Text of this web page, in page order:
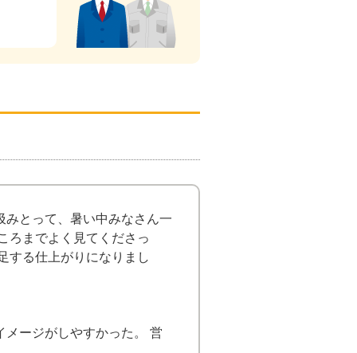
とって、暑い中みなさん一
ろまでよく見てくださっ
する仕上がりになりまし
ージがしやすかった。 営